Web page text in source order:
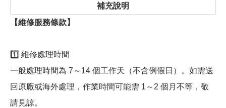
補充說明
【維修服務條款】
1️⃣ 維修處理時間
一般處理時間為 7～14 個工作天（不含例假日）。如需送
回原廠或海外處理，作業時間可能需 1～2 個月不等，敬
請見諒。